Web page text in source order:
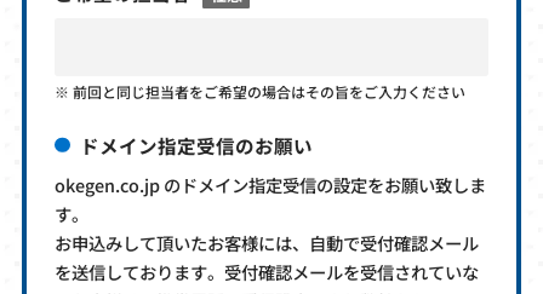
前回と同じ担当者をご希望の場合はその旨をご入力ください
ドメイン指定受信のお願い
okegen.co.jp のドメイン指定受信の設定をお願い致しま
す。
お申込みして頂いたお客様には、自動で受付確認メール
を送信しております。受付確認メールを受信されていな